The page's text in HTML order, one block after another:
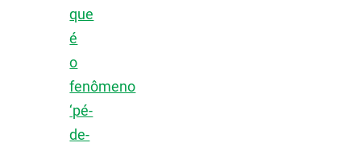
que
é
o
fenômeno
‘pé-
de-